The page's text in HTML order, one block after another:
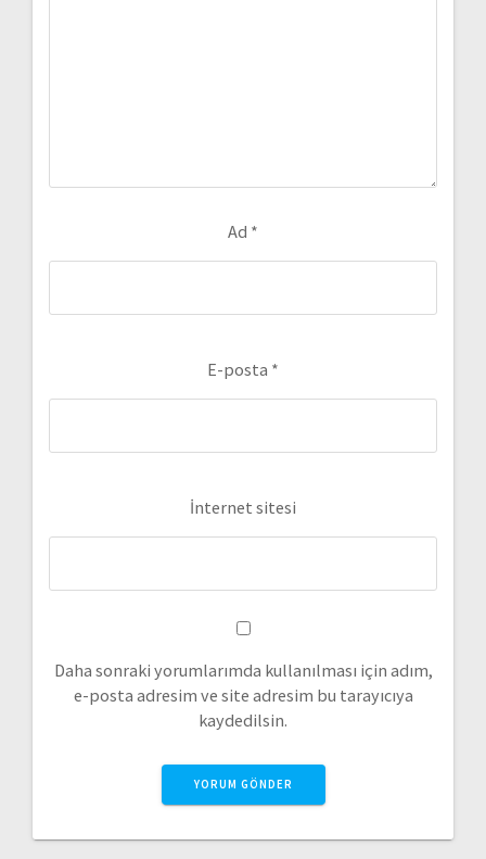
Ad *
E-posta *
İnternet sitesi
Daha sonraki yorumlarımda kullanılması için adım,
e-posta adresim ve site adresim bu tarayıcıya
kaydedilsin.